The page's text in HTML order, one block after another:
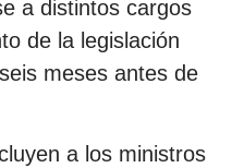
a distintos cargos
de la legislación
meses antes de
a los ministros